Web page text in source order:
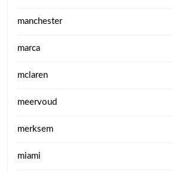
manchester
marca
mclaren
meervoud
merksem
miami